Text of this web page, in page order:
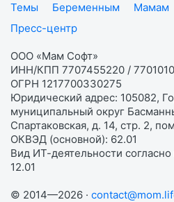
Темы
Беременным Мамам
Пресс-центр
ООО «Мам Софт»
ИНН/КПП 7707455220 /
ОГРН 1217700330275
Юридический адрес: 105082,
муниципальный округ
Спартаковская, д. 14, стр. 2,
ОКВЭД (основной): 62.01
Вид ИТ-деятельности
12.01
© 2014—2026 ·